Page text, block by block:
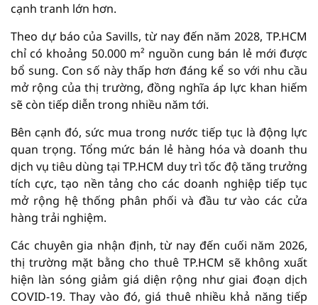
cạnh tranh lớn hơn.
Theo dự báo của Savills, từ nay đến năm 2028, TP.HCM
chỉ có khoảng 50.000 m² nguồn cung bán lẻ mới được
bổ sung. Con số này thấp hơn đáng kể so với nhu cầu
mở rộng của thị trường, đồng nghĩa áp lực khan hiếm
sẽ còn tiếp diễn trong nhiều năm tới.
Bên cạnh đó, sức mua trong nước tiếp tục là động lực
quan trọng. Tổng mức bán lẻ hàng hóa và doanh thu
dịch vụ tiêu dùng tại TP.HCM duy trì tốc độ tăng trưởng
tích cực, tạo nền tảng cho các doanh nghiệp tiếp tục
mở rộng hệ thống phân phối và đầu tư vào các cửa
hàng trải nghiệm.
Các chuyên gia nhận định, từ nay đến cuối năm 2026,
thị trường mặt bằng cho thuê TP.HCM sẽ không xuất
hiện làn sóng giảm giá diện rộng như giai đoạn dịch
COVID-19. Thay vào đó, giá thuê nhiều khả năng tiếp